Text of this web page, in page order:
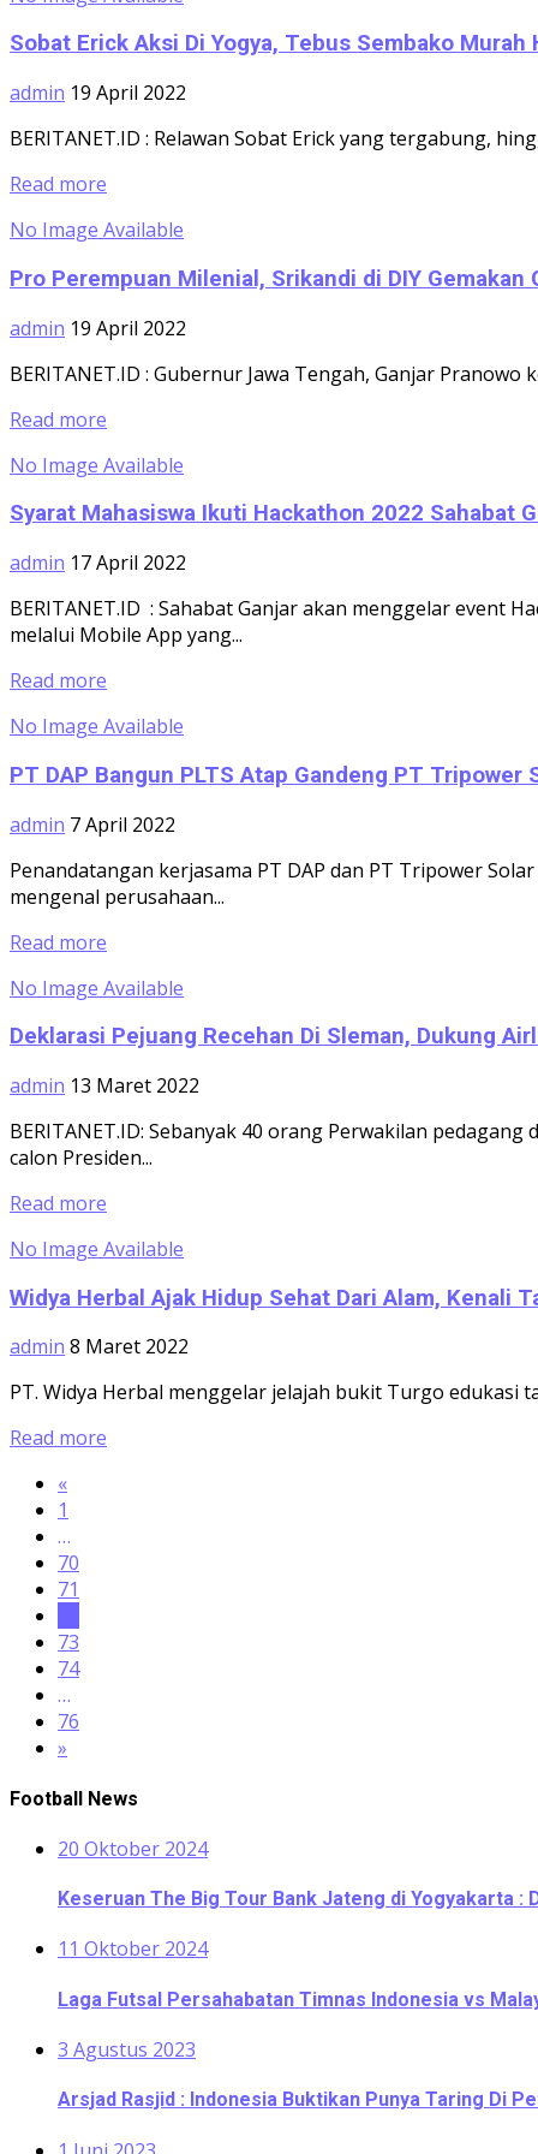
Sobat Erick Aksi Di Yogya, Tebus Sembako Murah
admin 19 April 2022
BERITANET.ID : Relawan Sobat Erick yang tergabung,
Read more
No Image Available
Pro Perempuan Milenial, Srikandi di DIY Gemakan
admin 19 April 2022
BERITANET.ID : Gubernur Jawa Tengah, Ganjar
Read more
No Image Available
Syarat Mahasiswa Ikuti Hackathon 2022 Sahabat
admin 17 April 2022
BERITANET.ID : Sahabat Ganjar akan menggelar event
melalui Mobile App yang...
Read more
No Image Available
PT DAP Bangun PLTS Atap Gandeng PT Tripower
admin 7 April 2022
Penandatangan kerjasama PT DAP dan PT Tripower
mengenal perusahaan...
Read more
No Image Available
Deklarasi Pejuang Recehan Di Sleman, Dukung
admin 13 Maret 2022
BERITANET.ID: Sebanyak 40 orang Perwakilan
calon Presiden...
Read more
No Image Available
Widya Herbal Ajak Hidup Sehat Dari Alam, Kenali
admin 8 Maret 2022
PT. Widya Herbal menggelar jelajah bukit Turgo edukasi
Read more
«
1
…
70
71
73
74
…
76
»
Football News
20 Oktober 2024
Keseruan The Big Tour Bank Jateng di Yogyakarta :
11 Oktober 2024
Laga Futsal Persahabatan Timnas Indonesia vs
3 Agustus 2023
Arsjad Rasjid : Indonesia Buktikan Punya Taring Di